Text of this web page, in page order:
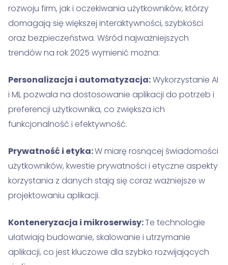
rozwoju firm, jak i oczekiwania użytkowników, którzy
domagają się większej interaktywności, szybkości
oraz bezpieczeństwa. Wśród najważniejszych
trendów na rok 2025 wymienić można:
Personalizacja i automatyzacja:Wykorzystanie AI
i ML pozwala na dostosowanie aplikacji do potrzeb i
preferencji użytkownika, co zwiększa ich
funkcjonalność i efektywność.
Prywatność i etyka:W miarę rosnącej świadomości
użytkowników, kwestie prywatności i etyczne aspekty
korzystania z danych stają się coraz ważniejsze w
projektowaniu aplikacji.
Konteneryzacja i mikroserwisy:Te technologie
ułatwiają budowanie, skalowanie i utrzymanie
aplikacji, co jest kluczowe dla szybko rozwijających